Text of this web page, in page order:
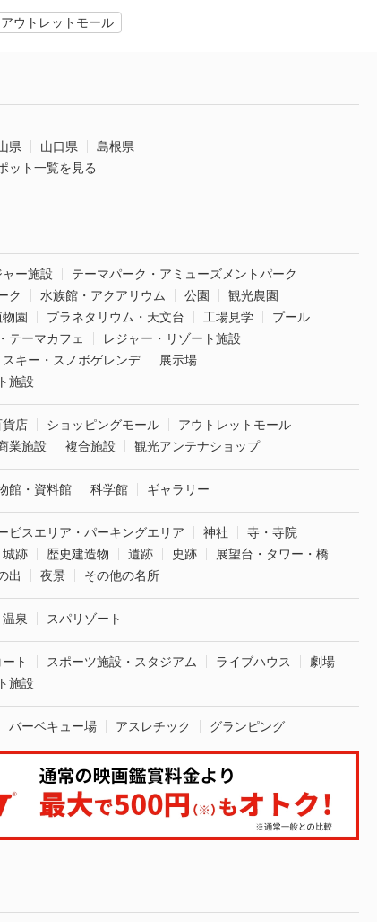
アウトレットモール
県 山口県
島根県
ット一覧を見る
ー施設
テーマパーク・アミューズメントパーク
ク
水族館・アクアリウム 公園
観光農園
園 プラネタリウム・天文台 工場見学
プール
テーマカフェ
レジャー・リゾート施設
スキー・スノボゲレンデ
展示場
施設
貨店 ショッピングモール
アウトレットモール
業施設
複合施設 観光アンテナショップ
館・資料館 科学館 ギャラリー
ビスエリア・パーキングエリア 神社
寺・寺院
城跡 歴史建造物 遺跡 史跡
展望台・タワー・橋
出 夜景 その他の名所
泉 スパリゾート
ト スポーツ施設・スタジアム ライブハウス
劇場
施設
バーベキュー場 アスレチック グランピング